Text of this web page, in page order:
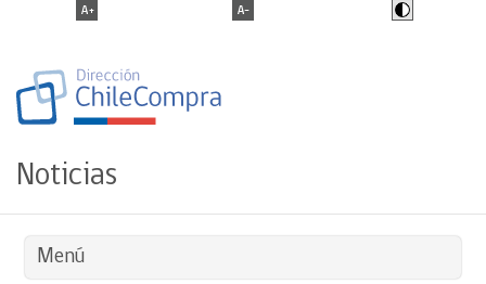
Noticias
Menú